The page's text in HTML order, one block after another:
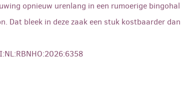
opnieuw urenlang in een rumoerige
Dat bleek in deze zaak een stuk kostbaarder